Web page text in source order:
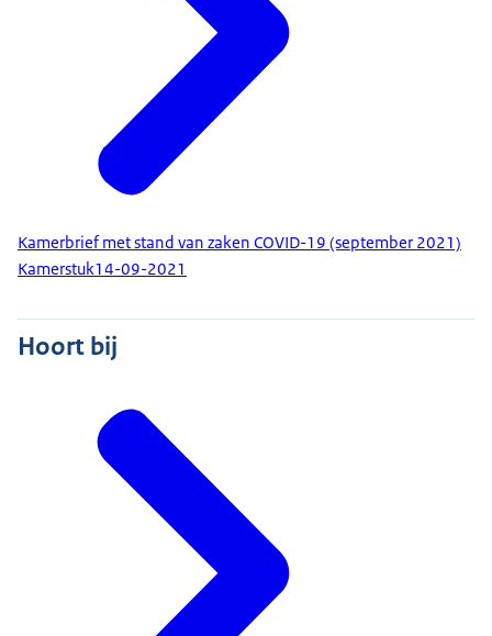
Kamerbrief met stand van zaken COVID-19 (september 2021)
Kamerstuk14-09-2021
Hoort bij